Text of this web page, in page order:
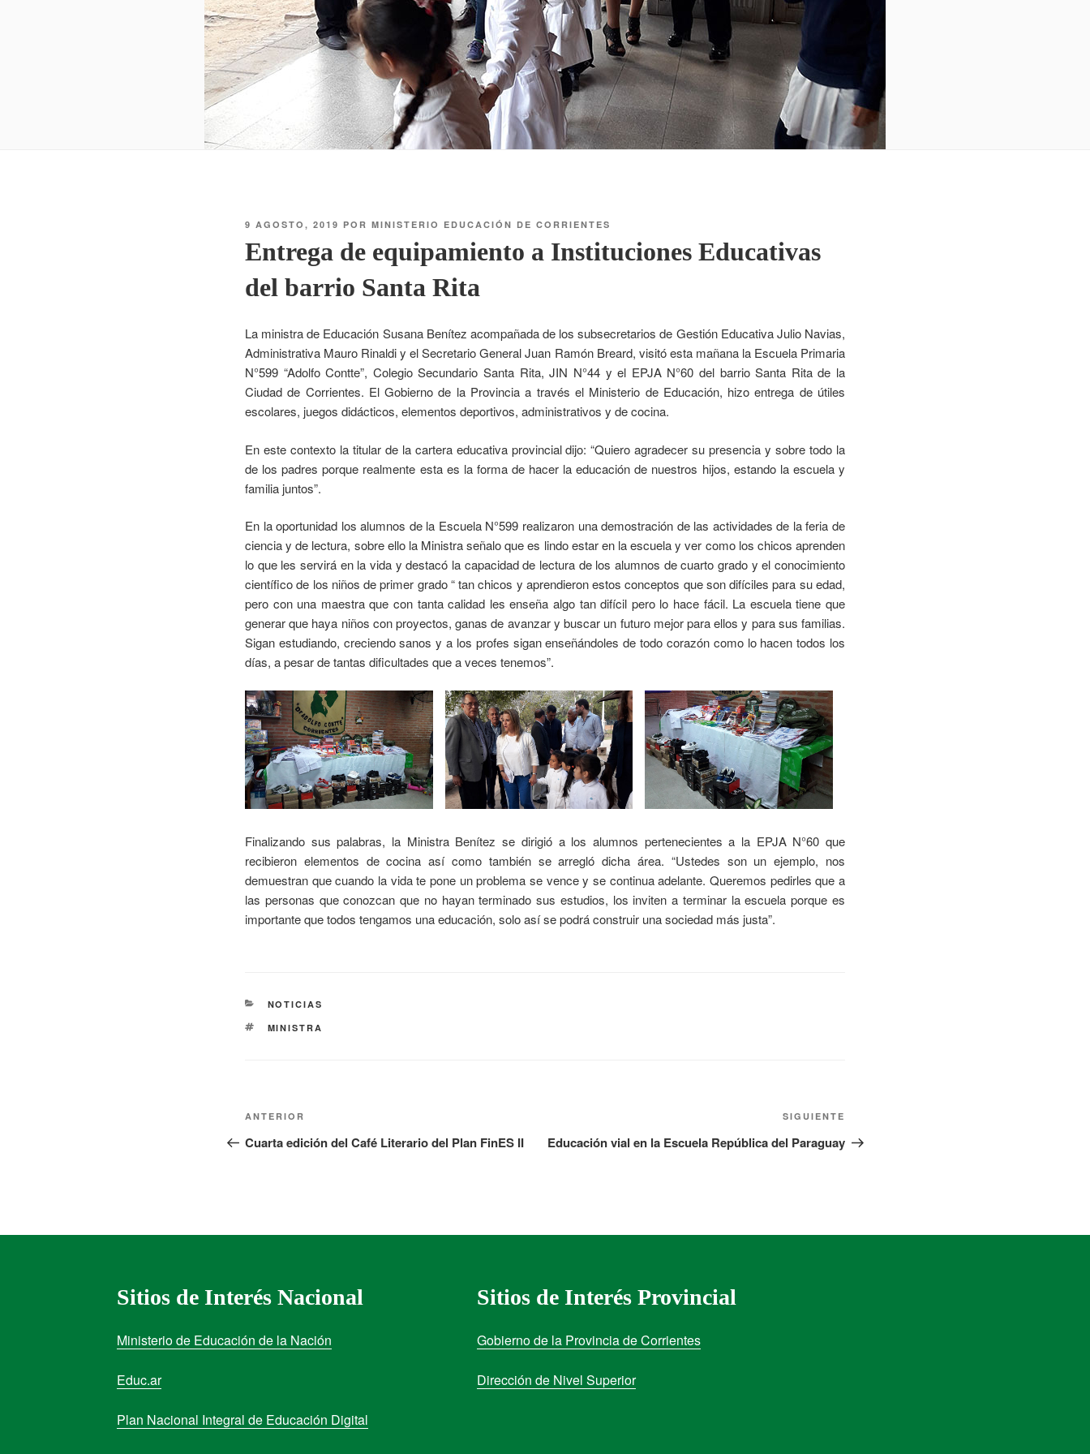
9 AGOSTO, 2019 POR MINISTERIO EDUCACIÓN DE CORRIENTES
Entrega de equipamiento a Instituciones Educativas
del barrio Santa Rita
La ministra de Educación Susana Benítez acompañada de los subsecretarios de Gestión Educativa Julio Navias,
Administrativa Mauro Rinaldi y el Secretario General Juan Ramón Breard, visitó esta mañana la Escuela Primaria
N°599 “Adolfo Contte”, Colegio Secundario Santa Rita, JIN N°44 y el EPJA N°60 del barrio Santa Rita de la
Ciudad de Corrientes. El Gobierno de la Provincia a través el Ministerio de Educación, hizo entrega de útiles
escolares, juegos didácticos, elementos deportivos, administrativos y de cocina.
En este contexto la titular de la cartera educativa provincial dijo: “Quiero agradecer su presencia y sobre todo la
de los padres porque realmente esta es la forma de hacer la educación de nuestros hijos, estando la escuela y
familia juntos”.
En la oportunidad los alumnos de la Escuela N°599 realizaron una demostración de las actividades de la feria de
ciencia y de lectura, sobre ello la Ministra señalo que es lindo estar en la escuela y ver como los chicos aprenden
lo que les servirá en la vida y destacó la capacidad de lectura de los alumnos de cuarto grado y el conocimiento
científico de los niños de primer grado “ tan chicos y aprendieron estos conceptos que son difíciles para su edad,
pero con una maestra que con tanta calidad les enseña algo tan difícil pero lo hace fácil. La escuela tiene que
generar que haya niños con proyectos, ganas de avanzar y buscar un futuro mejor para ellos y para sus familias.
Sigan estudiando, creciendo sanos y a los profes sigan enseñándoles de todo corazón como lo hacen todos los
días, a pesar de tantas dificultades que a veces tenemos”.
Finalizando sus palabras, la Ministra Benítez se dirigió a los alumnos pertenecientes a la EPJA N°60 que
recibieron elementos de cocina así como también se arregló dicha área. “Ustedes son un ejemplo, nos
demuestran que cuando la vida te pone un problema se vence y se continua adelante. Queremos pedirles que a
las personas que conozcan que no hayan terminado sus estudios, los inviten a terminar la escuela porque es
importante que todos tengamos una educación, solo así se podrá construir una sociedad más justa”.
NOTICIAS
MINISTRA
ANTERIOR
Cuarta edición del Café Literario del Plan FinES II
SIGUIENTE
Educación vial en la Escuela República del Paraguay
Sitios de Interés Nacional
Ministerio de Educación de la Nación
Educ.ar
Plan Nacional Integral de Educación Digital
Sitios de Interés Provincial
Gobierno de la Provincia de Corrientes
Dirección de Nivel Superior